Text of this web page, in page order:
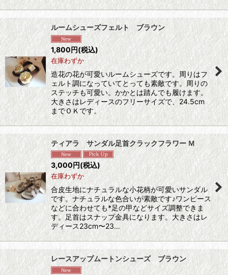
ルームシューズフェルト ブラウン
1,800円(税込)
在庫わずか
造花の花が可愛いルームシューズです。周りはフ
ェルト調になっていてとっても素敵です。周りの
ステッチも可愛い。かかとは踏んでも履けます。
大きさはレディースのフリーサイズで、24.5cm
までＯＫです。
ティアラ サンダル足首クラックフラワー Ｍ
3,000円(税込)
在庫わずか
合皮生地にナチュラルな小花柄が可愛いサンダル
です。ナチュラルな色合いが素敵です♪ワンピース
などに合わせても*足の甲などサイズ調整できま
す。足首はスナップ金具になります。大きさはレ
ディース23cm〜23…
レースアップムートンシューズ ブラウン